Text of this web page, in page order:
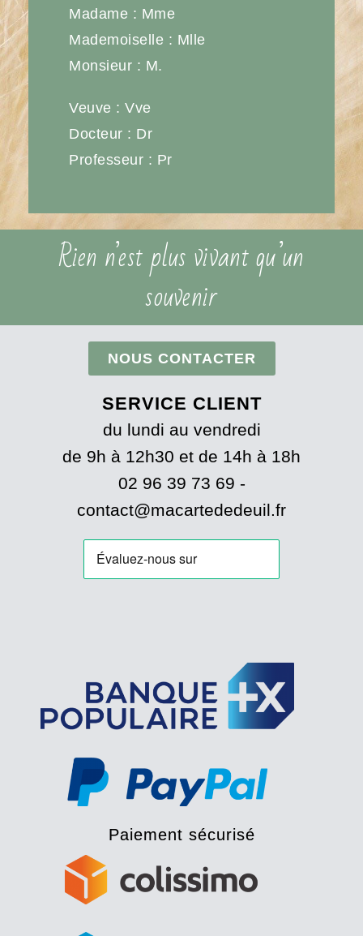
Madame : Mme
Mademoiselle : Mlle
Monsieur : M.
Veuve : Vve
Docteur : Dr
Professeur : Pr
Rien n’est plus vivant qu’un
souvenir
NOUS CONTACTER
SERVICE CLIENT
du lundi au vendredi
de 9h à 12h30 et de 14h à 18h
02 96 39 73 69 -
contact@macartededeuil.fr
Paiement sécurisé